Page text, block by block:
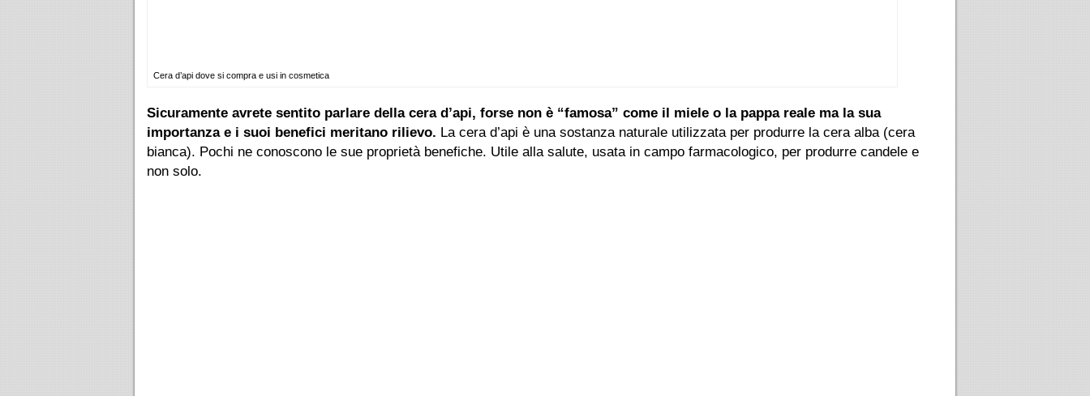
Cera d’api dove si compra e usi in cosmetica
Sicuramente avrete sentito parlare della cera d’api, forse non è “famosa” come il miele o la pappa reale ma la sua
importanza e i suoi benefici meritano rilievo. La cera d’api è una sostanza naturale utilizzata per produrre la cera alba (cera
bianca). Pochi ne conoscono le sue proprietà benefiche. Utile alla salute, usata in campo farmacologico, per produrre candele e
non solo.